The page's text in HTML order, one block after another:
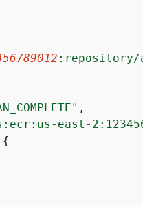
:repository/
,
east-
{